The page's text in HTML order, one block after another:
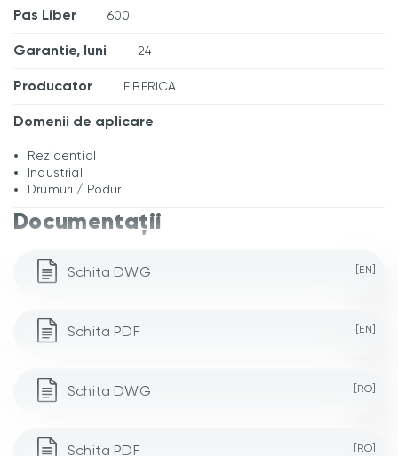
Pas Liber 600
Garantie, luni 24
Producator FIBERICA
Domenii de aplicare
Rezidential
Industrial
Drumuri / Poduri
Documentații
Schita DWG [EN]
Schita PDF [EN]
Schita DWG [RO]
Schita PDF [RO]